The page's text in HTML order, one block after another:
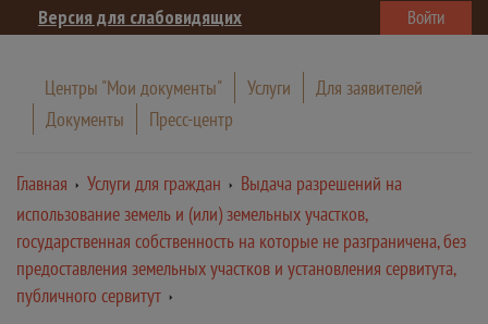
Версия для слабовидящих Войти
Центры "Мои документы" Услуги
Для заявителей
Документы
Пресс-центр
Главная Услуги для граждан
Выдача разрешений на
использование земель и (или) земельных участков,
государственная собственность на которые не разграничена, без
предоставления земельных участков и установления сервитута,
публичного сервитут